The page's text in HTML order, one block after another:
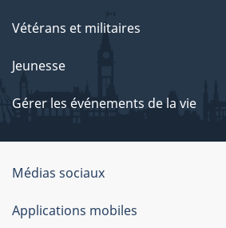
Vétérans et militaires
Jeunesse
Gérer les événements de la vie
Organisation
du
Médias sociaux
Applications mobiles